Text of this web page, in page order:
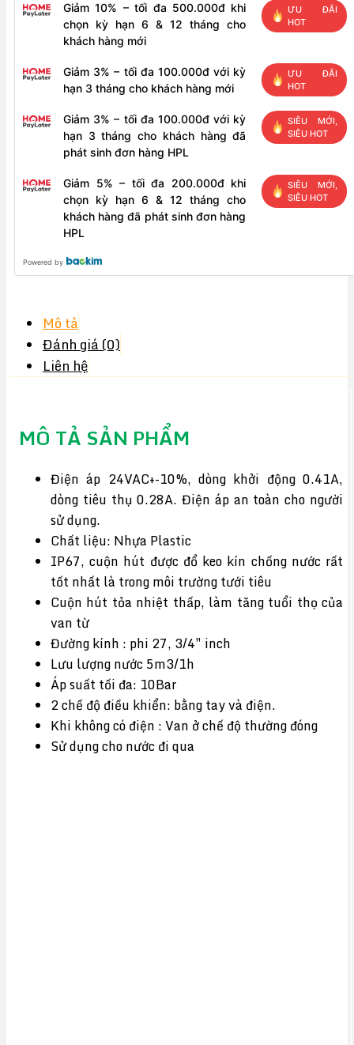
ĐIỆN
số
lượng
Giảm 10% – tối đa 500.000đ khi
chọn kỳ hạn 6 & 12 tháng cho
khách hàng mới
ƯU ĐÃI
HOT
Giảm 3% – tối đa 100.000đ với kỳ
hạn 3 tháng cho khách hàng mới
ƯU ĐÃI
HOT
Giảm 3% – tối đa 100.000đ với kỳ
hạn 3 tháng cho khách hàng đã
phát sinh đơn hàng HPL
SIÊU MỚI,
SIÊU HOT
Giảm 5% – tối đa 200.000đ khi
chọn kỳ hạn 6 & 12 tháng cho
khách hàng đã phát sinh đơn hàng
HPL
SIÊU MỚI,
SIÊU HOT
Powered by
Mô tả
Đánh giá (0)
Liên hệ
MÔ TẢ SẢN PHẨM
Điện áp 24VAC+-10%, dòng khởi động 0.41A,
dòng tiêu thụ 0.28A. Điện áp an toàn cho người
sử dụng.
Chất liệu: Nhựa Plastic
IP67, cuộn hút được đổ keo kín chống nước rất
tốt nhất là trong môi trường tưới tiêu
Cuộn hút tỏa nhiệt thấp, làm tăng tuổi thọ của
van từ
Đường kính : phi 27, 3/4″ inch
Lưu lượng nước 5m3/1h
Áp suất tối đa: 10Bar
2 chế độ điều khiển: bằng tay và điện.
Khi không có điện : Van ở chế độ thường đóng
Sử dụng cho nước đi qua